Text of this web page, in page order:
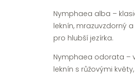
Nymphaea alba –
leknín, mrazuvzdorný
pro hlubší jezírka.
Nymphaea odorata –
leknín s růžovými